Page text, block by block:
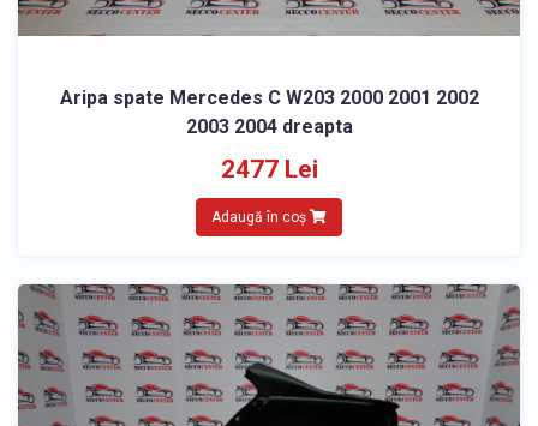
Aripa spate Mercedes C W203 2000 2001 2002
2003 2004 dreapta
2477 Lei
Adaugă în coș